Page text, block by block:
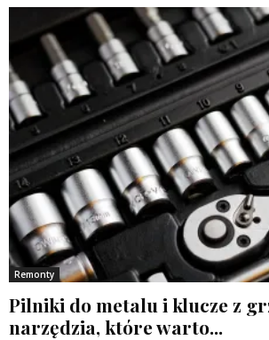
Remonty
Pilniki do metalu i klucze z
narzędzia, które warto...